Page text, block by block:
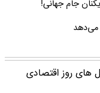
های روز اقتصادی